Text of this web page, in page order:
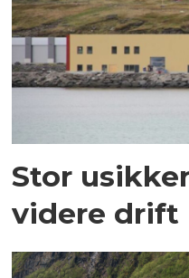
Stor
videre drift